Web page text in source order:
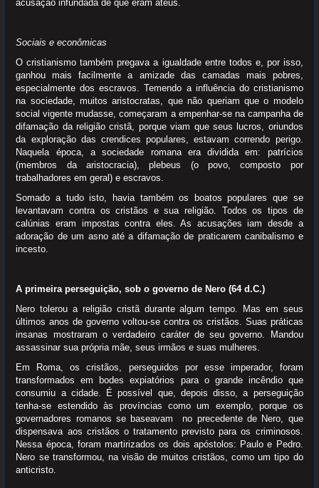
acusação infundada de que eram ateus.
Sociais e econômicas
O cristianismo também pregava a igualdade entre todos e, por isso,
ganhou mais facilmente a amizade das camadas mais pobres,
especialmente dos escravos. Temendo a influência do cristianismo
na sociedade, muitos aristocratas, que não queriam que o modelo
social vigente mudasse, começaram a empenhar-se na campanha de
difamação da religião cristã, porque viam que seus lucros, oriundos
da exploração das crendices populares, estavam correndo perigo.
Naquela época, a sociedade romana era dividida em: patrícios
(membros da aristocracia), plebeus (o povo, composto por
trabalhadores em geral) e escravos.
Somado a tudo isto, havia também os boatos populares que se
levantavam contra os cristãos e sua religião. Todos os tipos de
calúnias eram impostas contra eles. As acusações iam desde a
adoração de um asno até a difamação de praticarem canibalismo e
incesto.
A primeira perseguição, sob o governo de Nero (64 d.C.)
Nero tolerou a religião cristã durante algum tempo. Mas em seus
últimos anos de governo voltou-se contra os cristãos. Suas práticas
insanas mostraram o verdadeiro caráter de seu governo. Mandou
assassinar sua própria mãe, seus irmãos e suas mulheres.
Em Roma, os cristãos, perseguidos por esse imperador, foram
transformados em bodes expiatórios para o grande incêndio que
consumiu a cidade. É possível que, depois disso, a perseguição
tenha-se estendido às províncias como um exemplo, porque os
governadores romanos se baseavam no precedente de Nero, que
dispensava aos cristãos o tratamento previsto para os criminosos.
Nessa época, foram martirizados os dois apóstolos: Paulo e Pedro.
Nero se transformou, na visão de muitos cristãos, como um tipo do
anticristo.